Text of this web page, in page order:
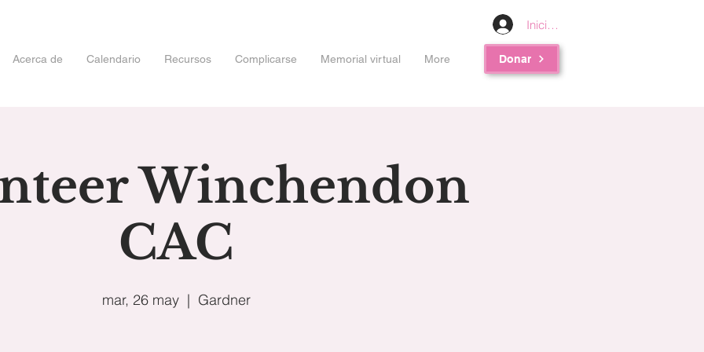
Iniciar sesión
Acerca de Calendario Recursos Complicarse Memorial virtual More Donar
Winchendon
CAC
mar, 26 may
  |
Gardner